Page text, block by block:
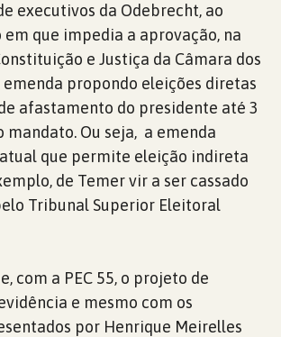
executivos da Odebrecht, ao
que impedia a aprovação, na
e Justiça da Câmara dos
emenda propondo eleições diretas
afastamento do presidente até 3
mandato. Ou seja, a emenda
que permite eleição indireta
de Temer vir a ser cassado
Tribunal Superior Eleitoral
com a PEC 55, o projeto de
e mesmo com os
por Henrique Meirelles